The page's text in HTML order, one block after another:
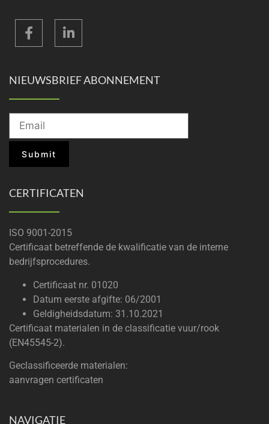
NIEUWSBRIEF ABONNEMENT
CERTIFICATEN
ISO 9001-2015
Certificaat betreffende de kwalificatie van de interne
bedrijfsprocedures.
Certificaat nr. 01020
Datum eerste afgifte: 06/2001
Geldigheidsdatum: 31.10.2021
Certificaat materialen in de classificatie vuur/rook
(EN45545-2).
Geclassificeerde materialen:
aanvragen certificaten
NAVIGATIE